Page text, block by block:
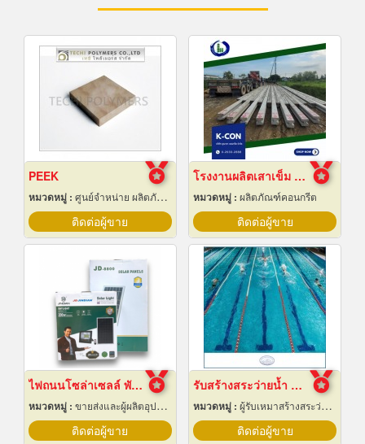
PEEK
หมวดหมู่ : ศูนย์จำหน่าย ผลิตภัณฑ์พลาสติกชนิดแท่ง ท่อ แผ่นและสาย
ติดต่อผู้ขาย
โรงงานผลิตเสาเข็ม สมุทรปราการ
หมวดหมู่ : ผลิตภัณฑ์คอนกรีต
ติดต่อผู้ขาย
ไฟถนนโซล่าเซลล์ พัทยา ชลบุรี
หมวดหมู่ : ขายส่งและผู้ผลิตอุปกรณ์เครื่องใช้ไฟฟ้า
ติดต่อผู้ขาย
รับสร้างสระว่ายน้ำ ราคาถูก
หมวดหมู่ : ผู้รับเหมาสร้างสระว่ายน้ำ
ติดต่อผู้ขาย